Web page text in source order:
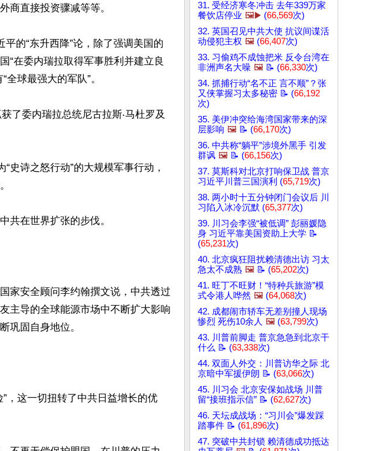
商直接投资骤减等等。
的“东升西降”论，除了强调美国的
“在委内瑞拉取得军事胜利并建立良
球最强大的军队”。
了委内瑞拉总统尼古拉斯‧马杜罗及
史诗之怒行动”的大规模军事行动，
共在世界扩张的步伐。
家安全顾问李约翰撰文说，中共透过
主导的全球能源市场中不断扩大影响
巩固自身地位。
，这一切扭转了中共日益增长的优
31. 受经济寒冬冲击 去年339万家
餐饮店停业 🖼️▶️ (66,569次)
32. 英国召见中共大使 抗议间谍活
动侵犯主权 🖼️ (66,407次)
33. 习偷鸡不成蚀把米 反令台湾在
非洲声名大噪 🖼️ 📝 (66,330次)
34. 抓捕行动“名不正 言不顺”？张
又侠掌握习太多秘密 📝 (66,192
次)
35. 美伊冲突给海湾国家带来的深
层影响 🖼️ 📝 (66,170次)
36. 中共称“躺平”涉境外黑手 引发
群讽 🖼️ 📝 (66,156次)
37. 莫斯科对北京打响保卫战 普京
习近平川普三国演利 (65,719次)
38. 两小时十五分钟闭门会议后 川
习陷入冰冷沉默 (65,377次)
39. 川习会李强“被低调” 彭丽媛隐
身 习近平靠美国资助上大学 📝
(65,231次)
40. 北京疯狂阻扰赖清德出访 习太
急太不成熟 🖼️ 📝 (65,202次)
41. 旺丁不旺财！“特种兵旅游”模
式令港人哗然 🖼️ (64,068次)
42. 成都闹市轿车无差别撞人现场
惨烈 死伤10余人 🖼️ (63,799次)
43. 川普前脚走 普京急急到北京干
什么 📝 (63,338次)
44. 双面人外交：川普访华之际 北
京暗中军援伊朗 📝 (63,066次)
45. 川习会 北京安保如战场 川普
留“接班指示信” 📝 (62,627次)
46. 天坛成战场：“习川会”爆发踩
踏事件 📝 (61,896次)
47. 突破中共封锁 赖清德成功抵达